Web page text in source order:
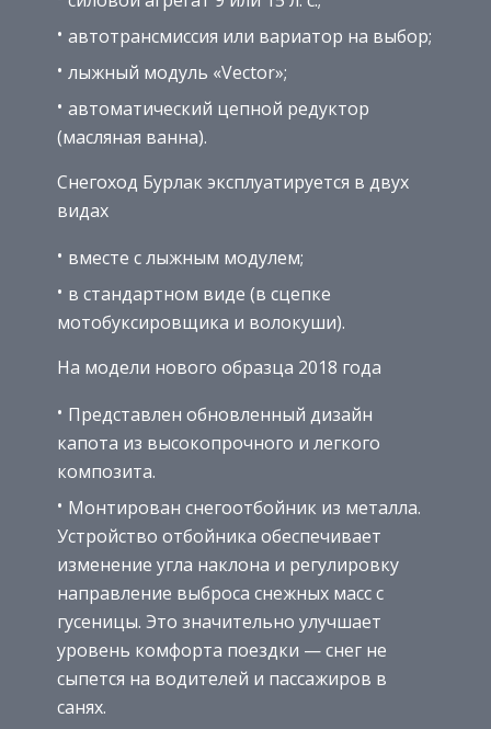
автотрансмиссия или вариатор на выбор;
лыжный модуль «Vector»;
автоматический цепной редуктор
(масляная ванна).
Снегоход Бурлак эксплуатируется в двух
видах
вместе с лыжным модулем;
в стандартном виде (в сцепке
мотобуксировщика и волокуши).
На модели нового образца 2018 года
Представлен обновленный дизайн
капота из высокопрочного и легкого
композита.
Монтирован снегоотбойник из металла.
Устройство отбойника обеспечивает
изменение угла наклона и регулировку
направление выброса снежных масс с
гусеницы. Это значительно улучшает
уровень комфорта поездки — снег не
сыпется на водителей и пассажиров в
санях.